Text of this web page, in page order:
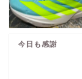
今日も感謝